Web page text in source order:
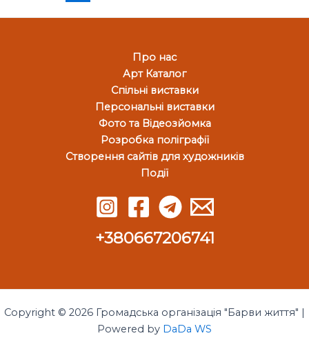
Про нас
Арт Каталог
Спільні виставки
Персональні виставки
Фото та Відеозйомка
Розробка поліграфії
Створення сайтів для художників
Події
+380667206741
Copyright © 2026 Громадська організація "Барви життя" |
Powered by DaDa WS